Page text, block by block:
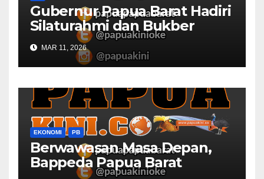
Gubernur Papua Barat Hadiri
Silaturahmi dan Bukber
Bersama DPR RI dan
Mendagri di IPDN
MAR 11, 2026
EKONOMI PB
Berwawasan Masa Depan,
Bappeda Papua Barat